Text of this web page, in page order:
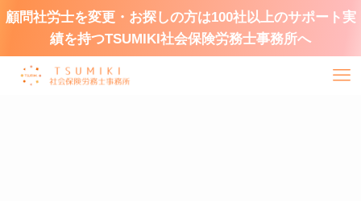
顧問社労士を変更・お探しの方は100社以上のサポート実
績を持つTSUMIKI社会保険労務士事務所へ